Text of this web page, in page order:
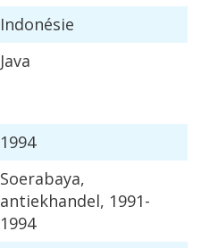
Indonésie
Java
1994
Soerabaya,
antiekhandel, 1991-
1994